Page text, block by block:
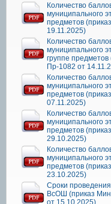
Количество
муниципального
предметов
19.11.2025)
Количество
муниципального
группе
Пр-1082 от
Количество
муниципального
предметов
07.11.2025)
Количество
муниципального
предметов
29.10.2025)
Количество
муниципального
предметов
23.10.2025)
Сроки
ВсОШ (приказ
от 15.10.2025)